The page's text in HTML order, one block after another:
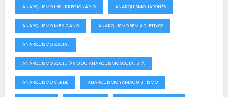
ANARQUISMO INSURRECIONÁRIO ANARQUISMO JAPONÊS
ANARQUISMO MEXICANO ANARQUISMO SEM ADJETIVOS
ANARQUISMO SOCIAL
ANARQUISMO SOCIETÁRIO OU ANARQUISMO SOCIALISTA
ANARQUISMO VERDE ANARQUISMO YAMAGUISHISMO